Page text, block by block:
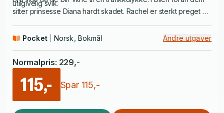
utilgivelig svik.
sitter prinsesse Diana hardt skadet. Rachel er sterkt preget av
Wallis Simpsons hjem i Paris bare timer før ulykken. Etter hvert
og Diana. En sannhet bak skandalen som skaket verden.
Pocket Norsk, Bokmål Andre utgaver
Normalpris: 229,-
115,- Spar 115,-